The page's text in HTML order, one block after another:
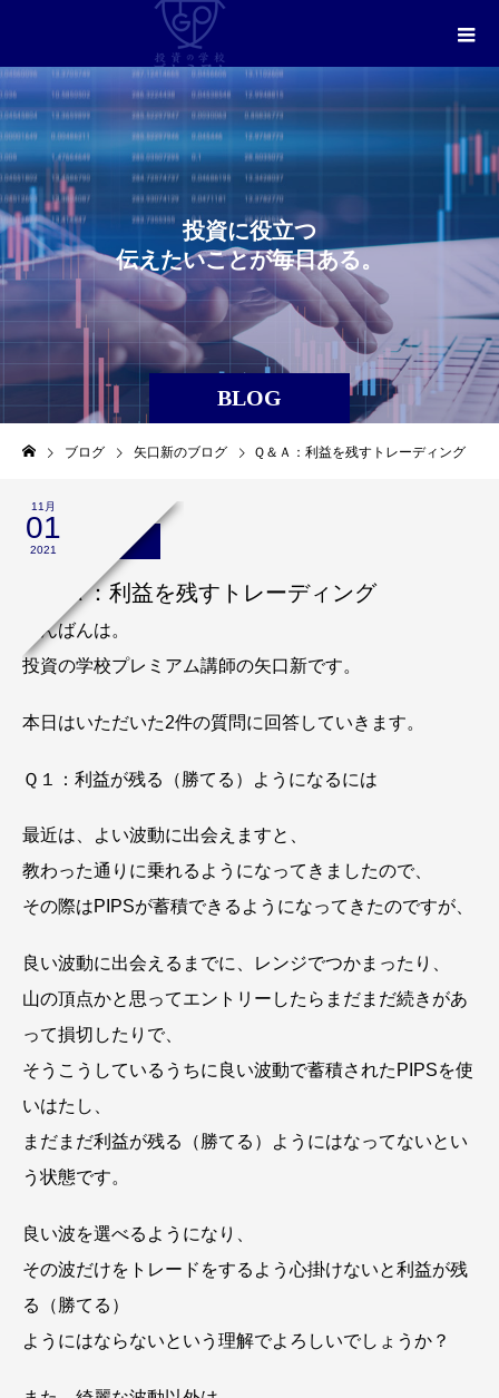
BLOG
投資に役立つ
伝え たいことが毎日ある。
ブログ 矢口新のブログ Ｑ＆Ａ：利益を残すトレーディング
11月
01
2021
矢口新のブログ
Ｑ＆Ａ：利益を残すトレーディング
こんばんは。
投資の学校プレミアム講師の矢口新です。
本日はいただいた2件の質問に回答していきます。
Ｑ１：利益が残る（勝てる）ようになるには
最近は、よい波動に出会えますと、
教わった通りに乗れるようになってきましたので、
その際はPIPSが蓄積できるようになってきたのですが、
良い波動に出会えるまでに、レンジでつかまったり、
山の頂点かと思ってエントリーしたらまだまだ続きがあ
って損切したりで、
そうこうしているうちに良い波動で蓄積されたPIPSを使
いはたし、
まだまだ利益が残る（勝てる）ようにはなってないとい
う状態です。
良い波を選べるようになり、
その波だけをトレードをするよう心掛けないと利益が残
る（勝てる）
ようにはならないという理解でよろしいでしょうか？